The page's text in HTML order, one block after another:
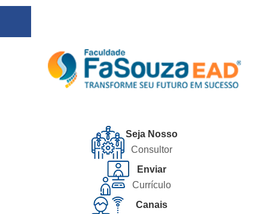
Seja Nosso
Consultor
Enviar
Currículo
Canais